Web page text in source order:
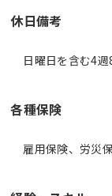
休日備考
日曜日を含む4週
各種保険
雇用保険、労災